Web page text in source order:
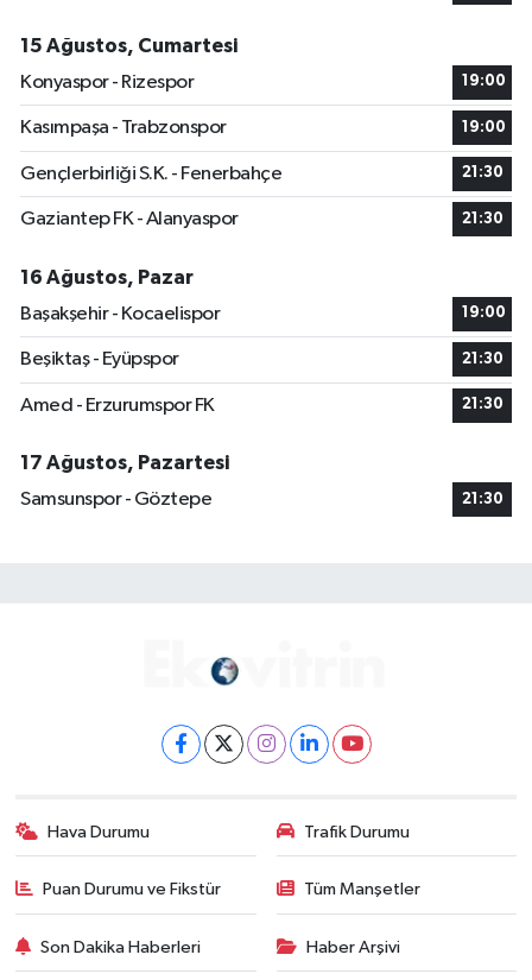
15 Ağustos, Cumartesi
Konyaspor - Rizespor
19:00
Kasımpaşa - Trabzonspor 19:00
Gençlerbirliği S.K. - Fenerbahçe 21:30
Gaziantep FK - Alanyaspor 21:30
16 Ağustos, Pazar
Başakşehir - Kocaelispor
19:00
Beşiktaş - Eyüpspor 21:30
Amed - Erzurumspor FK 21:30
17 Ağustos, Pazartesi
Samsunspor - Göztepe
21:30
Hava Durumu Trafik Durumu
Puan Durumu ve Fikstür Tüm Manşetler
Son Dakika Haberleri Haber Arşivi